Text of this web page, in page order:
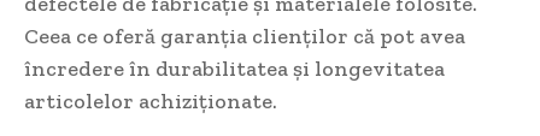
Ceea ce oferă garanția clienților că pot avea
încredere în durabilitatea și longevitatea
articolelor achiziționate.